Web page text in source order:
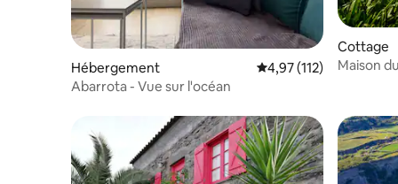
Hébergement Évaluation moyenne
4,97 (112)
Abarrota - Vue sur l'océan
Cottage
Maison